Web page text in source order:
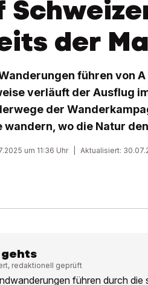
der
führen von
verläuft der Ausflug
der
wandern, wo die Natur
um 11:36 Uhr Aktualisiert:
redaktionell geprüft
führen durch